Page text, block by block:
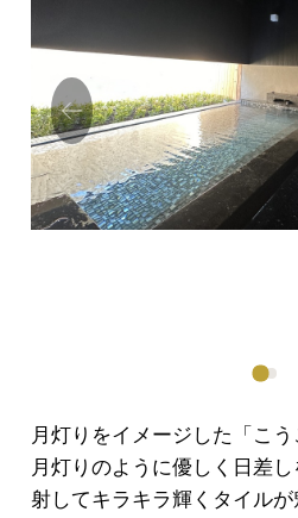
Prev
ious
月灯りをイメージした「こう
月灯りのように優しく日差
射してキラキラ輝くタイル